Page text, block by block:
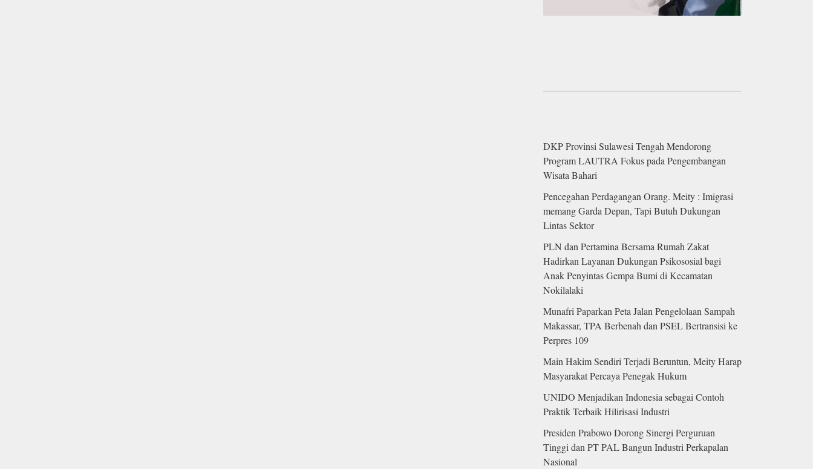
DKP Provinsi Sulawesi Tengah Mendorong
Program LAUTRA Fokus pada Pengembangan
Wisata Bahari
Pencegahan Perdagangan Orang. Meity : Imigrasi
memang Garda Depan, Tapi Butuh Dukungan
Lintas Sektor
PLN dan Pertamina Bersama Rumah Zakat
Hadirkan Layanan Dukungan Psikososial bagi
Anak Penyintas Gempa Bumi di Kecamatan
Nokilalaki
Munafri Paparkan Peta Jalan Pengelolaan Sampah
Makassar, TPA Berbenah dan PSEL Bertransisi ke
Perpres 109
Main Hakim Sendiri Terjadi Beruntun, Meity Harap
Masyarakat Percaya Penegak Hukum
UNIDO Menjadikan Indonesia sebagai Contoh
Praktik Terbaik Hilirisasi Industri
Presiden Prabowo Dorong Sinergi Perguruan
Tinggi dan PT PAL Bangun Industri Perkapalan
Nasional